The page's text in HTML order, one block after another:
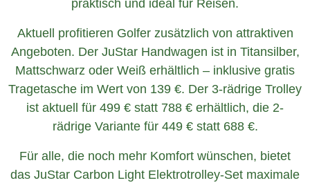
praktisch und ideal für Reisen.
Aktuell profitieren Golfer zusätzlich von attraktiven
Angeboten. Der JuStar Handwagen ist in Titansilber,
Mattschwarz oder Weiß erhältlich – inklusive gratis
Tragetasche im Wert von 139 €. Der 3-rädrige Trolley
ist aktuell für 499 € statt 788 € erhältlich, die 2-
rädrige Variante für 449 € statt 688 €.
Für alle, die noch mehr Komfort wünschen, bietet
das JuStar Carbon Light Elektrotrolley-Set maximale